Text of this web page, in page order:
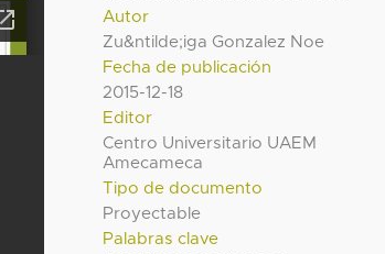
Autor
Zu&ntilde;iga Gonzalez Noe
Fecha de publicación
2015-12-18
Editor
Centro Universitario UAEM
Amecameca
Tipo de documento
Proyectable
Palabras clave